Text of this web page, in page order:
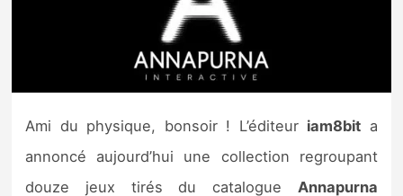
Nintendo Direct
Tests et previews
Tests de jeux
Tests d’accessoires
Ami du physique, bonsoir ! L’éditeur iam8bit a
annoncé aujourd’hui une collection regroupant
douze jeux tirés du catalogue Annapurna